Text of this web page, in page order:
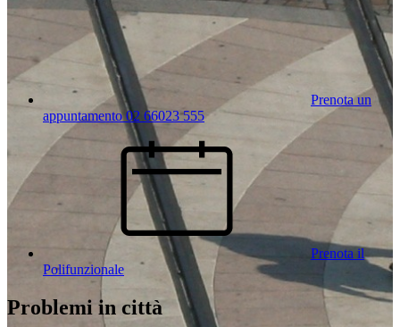
Prenota un
appuntamento 02 66023 555
Prenota il
Polifunzionale
Problemi in città